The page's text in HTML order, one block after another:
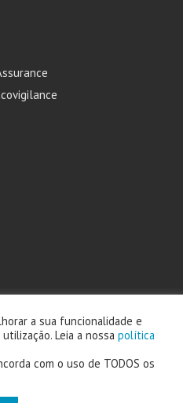
Farmacêuticos, S.A. powered by
a sua funcionalidade e
Leia a nossa política
com o uso de TODOS os